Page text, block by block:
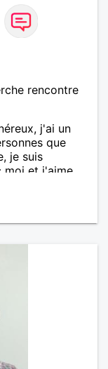
rencontre
j'ai un
que
je suis
moi et j'aime